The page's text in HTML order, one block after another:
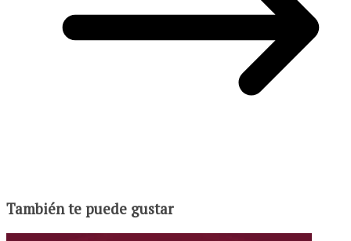
También te puede gustar